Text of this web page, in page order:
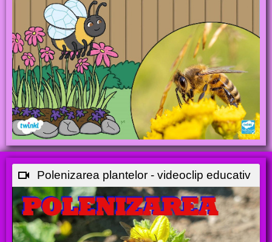
Polenizarea plantelor - videoclip educativ